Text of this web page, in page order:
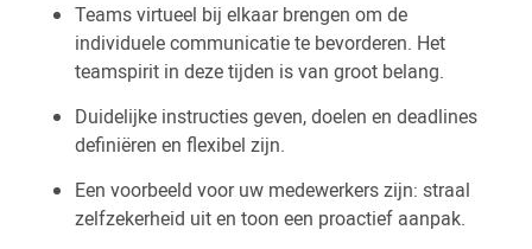
Teams virtueel bij elkaar brengen om de
individuele communicatie te bevorderen. Het
teamspirit in deze tijden is van groot belang.
Duidelijke instructies geven, doelen en deadlines
definiëren en flexibel zijn.
Een voorbeeld voor uw medewerkers zijn: straal
zelfzekerheid uit en toon een proactief aanpak.